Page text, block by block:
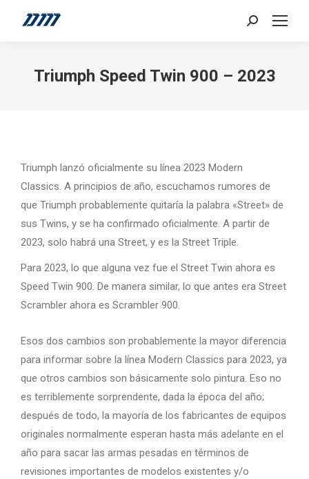
Search:
Triumph Speed ​​Twin 900 – 2023
Triumph lanzó oficialmente su línea 2023 Modern
Classics. A principios de año, escuchamos rumores de
que Triumph probablemente quitaría la palabra «Street» de
sus Twins, y se ha confirmado oficialmente. A partir de
2023, solo habrá una Street, y es la Street Triple.
Para 2023, lo que alguna vez fue el Street Twin ahora es
Speed ​​Twin 900. De manera similar, lo que antes era Street
Scrambler ahora es Scrambler 900.
Esos dos cambios son probablemente la mayor diferencia
para informar sobre la línea Modern Classics para 2023, ya
que otros cambios son básicamente solo pintura. Eso no
es terriblemente sorprendente, dada la época del año;
después de todo, la mayoría de los fabricantes de equipos
originales normalmente esperan hasta más adelante en el
año para sacar las armas pesadas en términos de
revisiones importantes de modelos existentes y/o